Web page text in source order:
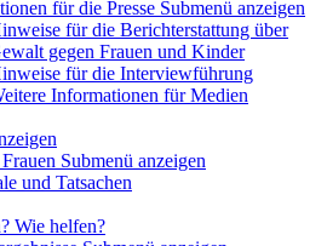
für die Presse Submenü anzeigen
für die Berichterstattung über
gegen Frauen und Kinder
für die Interviewführung
Informationen für Medien
Submenü anzeigen
und Tatsachen
Wie helfen?